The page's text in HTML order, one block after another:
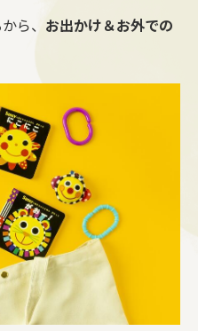
ら、 お出かけ＆お外での